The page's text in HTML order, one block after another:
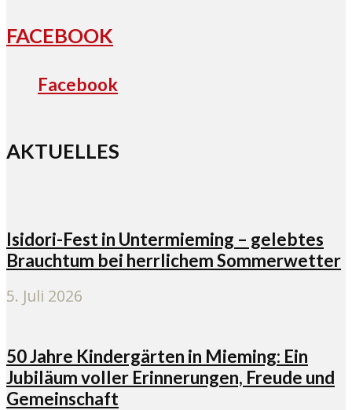
FACEBOOK
Facebook
AKTUELLES
Isidori-Fest in Untermieming – gelebtes
Brauchtum bei herrlichem Sommerwetter
5. Juli 2026
50 Jahre Kindergärten in Mieming: Ein
Jubiläum voller Erinnerungen, Freude und
Gemeinschaft